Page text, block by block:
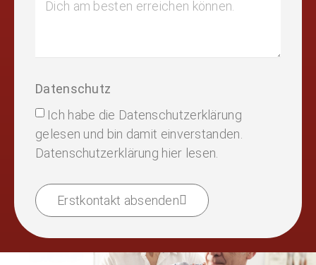
Datenschutz
Ich habe die Datenschutzerklärung
gelesen und bin damit einverstanden.
Datenschutzerklärung hier lesen.
Erstkontakt absenden